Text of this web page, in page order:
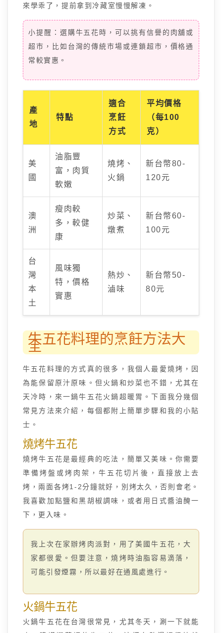
來學乖了，提前拿到冷藏室慢慢解凍。
小提醒：選購牛五花時，可以挑有信譽的肉舖或
超市，比如台灣的傳統市場或連鎖超市，價格通
常較實惠。
產
地
特點
適合
烹飪
方式
平均價格
（每100
克）
美
國
油脂豐
富，肉質
軟嫩
燒烤、
火鍋
新台幣80-
120元
澳
洲
瘦肉較
多，較健
康
炒菜、
燉煮
新台幣60-
100元
台
灣
本
土
風味獨
特，價格
實惠
熱炒、
滷味
新台幣50-
80元
牛五花料理的烹飪方法大
全
牛五花料理的方式真的很多，我個人最愛燒烤，因
為能保留原汁原味。但火鍋和炒菜也不錯，尤其在
天冷時，來一鍋牛五花火鍋超暖胃。下面我分幾個
常見方法來介紹，每個都附上簡單步驟和我的小貼
士。
燒烤牛五花
燒烤牛五花是最經典的吃法，簡單又美味。你需要
準備烤盤或烤肉架，牛五花切片後，直接放上去
烤，兩面各烤1-2分鐘就好，別烤太久，否則會老。
我喜歡加點鹽和黑胡椒調味，或者用日式醬油醃一
下，更入味。
我上次在家辦烤肉派對，用了美國牛五花，大
家都很愛。但要注意，燒烤時油脂容易滴落，
可能引發煙霧，所以最好在通風處進行。
火鍋牛五花
火鍋牛五花在台灣很常見，尤其冬天，涮一下就能